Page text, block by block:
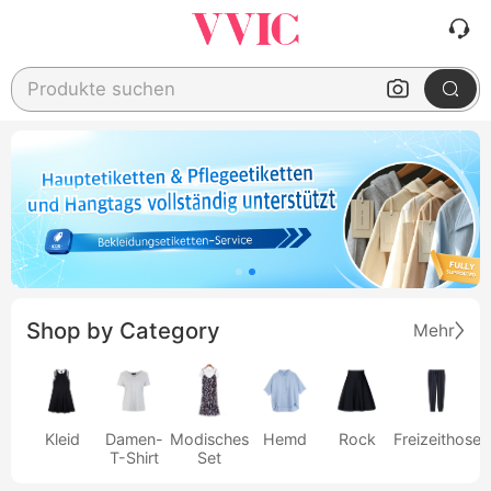
Produkte suchen
Shop by Category Mehr
Kleid
Damen-
T-Shirt
Modisches
Set
Hemd Rock Freizeithose